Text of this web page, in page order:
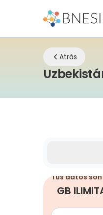
Atrás
Tus datos
GB